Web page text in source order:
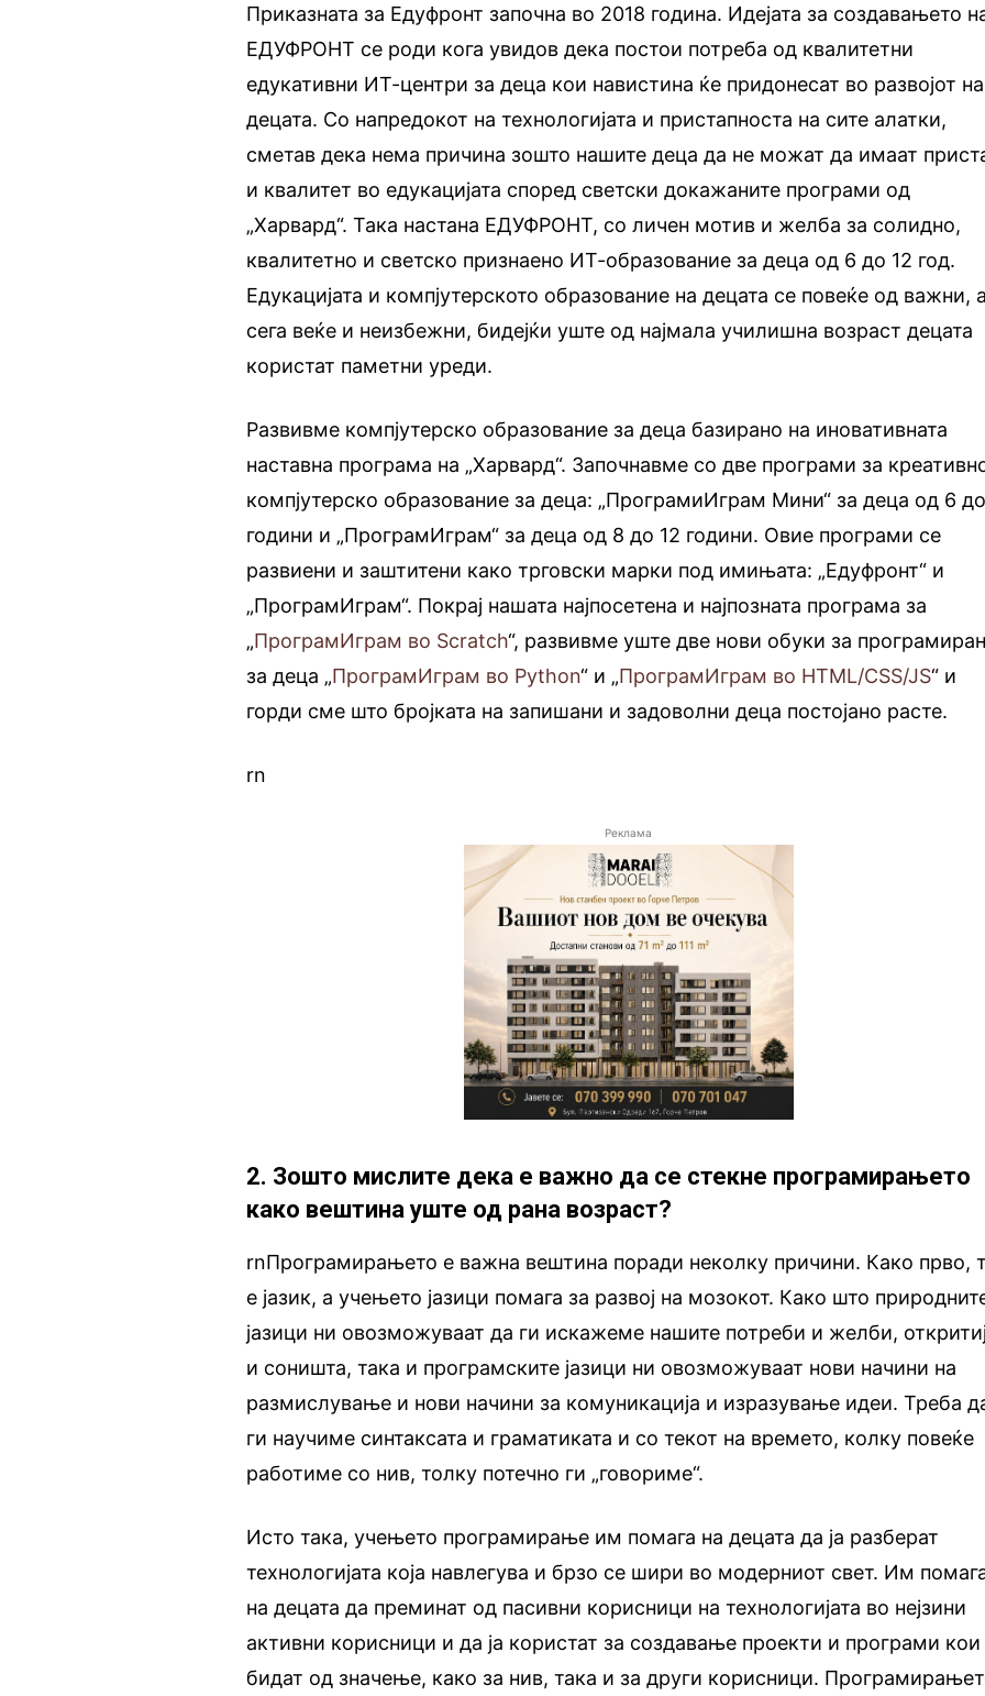
Приказната за Едуфронт започна во 2018 година. Идејата за создавањето
ЕДУФРОНТ се роди кога увидов дека постои потреба од квалитетни
едукативни ИТ-центри за деца кои навистина ќе придонесат во развојот на
децата. Со напредокот на технологијата и пристапноста на сите алатки,
сметав дека нема причина зошто нашите деца да не можат да имаат
и квалитет во едукацијата според светски докажаните програми од
„Харвард“. Така настана ЕДУФРОНТ, со личен мотив и желба за солидно,
квалитетно и светско признаено ИТ-образование за деца од 6 до 12 год.
Едукацијата и компјутерското образование на децата се повеќе од важни, а
сега веќе и неизбежни, бидејќи уште од најмала училишна возраст децата
користат паметни уреди.
Развивме компјутерско образование за деца базирано на иновативната
наставна програма на „Харвард“. Започнавме со две програми за
компјутерско образование за деца: „ПрограмиИграм Мини“ за деца од 6
години и „ПрограмИграм“ за деца од 8 до 12 години. Овие програми се
развиени и заштитени како трговски марки под имињата: „Едуфронт“ и
„ПрограмИграм“. Покрај нашата најпосетена и најпозната програма за
„ПрограмИграм во Scratch“, развивме уште две нови обуки за
за деца „ПрограмИграм во Python“ и „ПрограмИграм во HTML/CSS/JS“ и
горди сме што бројката на запишани и задоволни деца постојано расте.
rn
Реклама
2. Зошто мислите дека е важно да се стекне програмирањето
како вештина уште од рана возраст?
rnПрограмирањето е важна вештина поради неколку причини. Како прво,
е јазик, а учењето јазици помага за развој на мозокот. Како што
јазици ни овозможуваат да ги искажеме нашите потреби и желби,
и соништа, така и програмските јазици ни овозможуваат нови начини на
размислување и нови начини за комуникација и изразување идеи. Треба
ги научиме синтаксата и граматиката и со текот на времето, колку повеќе
работиме со нив, толку потечно ги „говориме“.
Исто така, учењето програмирање им помага на децата да ја разберат
технологијата која навлегува и брзо се шири во модерниот свет. Им
на децата да преминат од пасивни корисници на технологијата во нејзини
активни корисници и да ја користат за создавање проекти и програми кои
бидат од значење, како за нив, така и за други корисници.